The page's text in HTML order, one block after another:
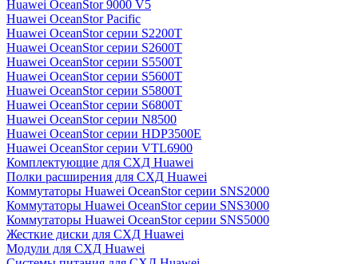
Huawei OceanStor 9000 V5
Huawei OceanStor Pacific
Huawei OceanStor серии S2200T
Huawei OceanStor серии S2600T
Huawei OceanStor серии S5500T
Huawei OceanStor серии S5600T
Huawei OceanStor серии S5800T
Huawei OceanStor серии S6800T
Huawei OceanStor серии N8500
Huawei OceanStor серии HDP3500E
Huawei OceanStor серии VTL6900
Комплектующие для СХД Huawei
Полки расширения для СХД Huawei
Коммутаторы Huawei OceanStor серии SNS2000
Коммутаторы Huawei OceanStor серии SNS3000
Коммутаторы Huawei OceanStor серии SNS5000
Жесткие диски для СХД Huawei
Модули для СХД Huawei